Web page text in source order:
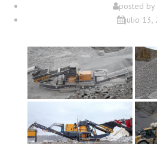
posted by
julio 13,